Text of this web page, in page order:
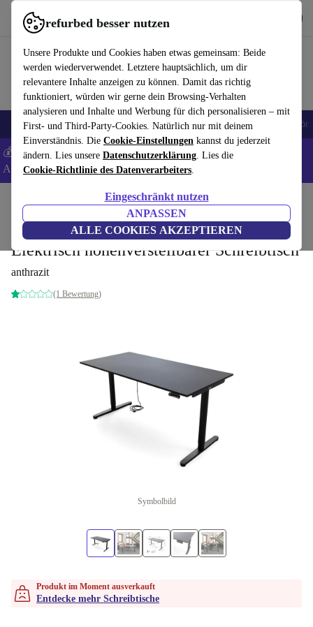
refurbed besser nutzen
Unsere Produkte und Cookies haben etwas gemeinsam: Beide
werden wiederverwendet. Letztere hauptsächlich, um dir
relevantere Inhalte anzeigen zu können. Damit das richtig
funktioniert, würden wir gerne dein Browsing-Verhalten
analysieren und Inhalte und Werbung für dich personalisieren – mit
First- und Third-Party-Cookies. Natürlich nur mit deinem
Einverständnis. Die Cookie-Einstellungen kannst du jederzeit
ändern. Lies unsere Datenschutzerklärung. Lies die
Cookie-Richtlinie des Datenverarbeiters.
Eingeschränkt nutzen
ANPASSEN
ALLE COOKIES AKZEPTIEREN
refurbed schnell und einfach nutzen
🎒 Back to school Handys Laptops Tablets Smartwatches Zubehör
💰 Extra -8% auf Samsung- und Google-Smartphones - Code:
ANDROID8 -AGB
Haushalt Büromöbel Schreibtische
Yaasa Desk Essential 160 x 80 cm -
Elektrisch höhenverstellbarer Schreibtisch
anthrazit
(1 Bewertung)
Symbolbild
Produkt im Moment ausverkauft
Entdecke mehr Schreibtische